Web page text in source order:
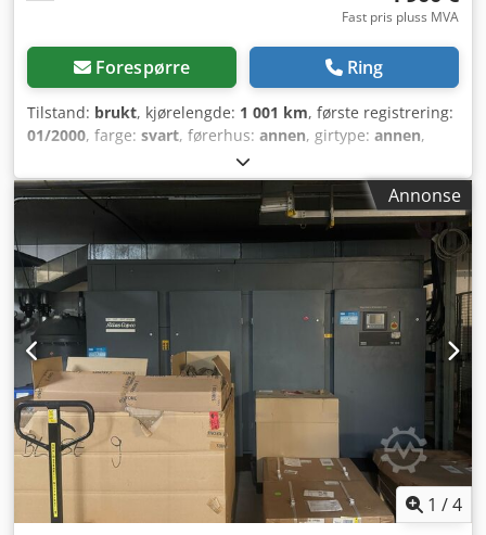
Fast pris pluss MVA
Forespørre Ring
Tilstand: brukt, kjørelengde: 1 001 km, første registrering:
01/2000, farge: svart, førerhus: annen, girtype: annen,
Annonse
1 /4